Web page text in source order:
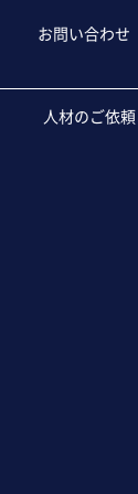
お問い合わせ
人材のご依